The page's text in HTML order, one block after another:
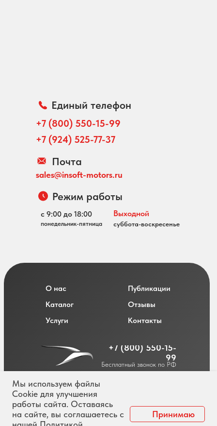
Единый телефон
+7 (800) 550-15-99
+7 (924) 525-77-37
Почта
sales@insoft-motors.ru
Режим работы
с 9:00 до 18:00 Выходной
понедельник-пятница суббота-воскресенье
Мы используем файлы
Cookie для улучшения
работы сайта. Оставаясь
на сайте, вы соглашаетесь с
Принимаю
О нас
Каталог
Услуги
Политика обработки персональных данных
Согласие на обработку персональных данных
Публикации
Отзывы
Контакты
+7 (800) 550-15-
99
Бесплатный звонок по РФ